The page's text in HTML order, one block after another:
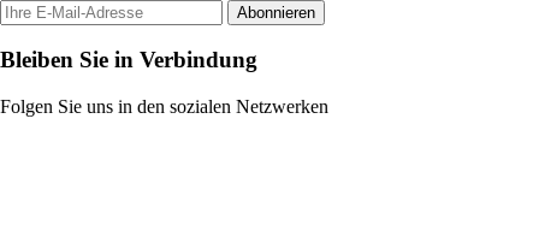
Abonnieren
Bleiben Sie in Verbindung
Folgen Sie uns in den sozialen Netzwerken